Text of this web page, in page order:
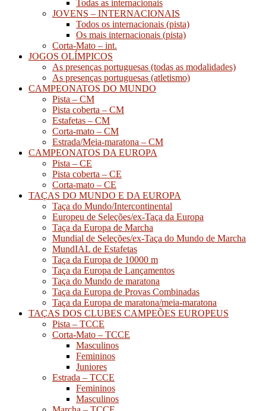
Todas as internacionais
JOVENS – INTERNACIONAIS
Todos os internacionais (pista)
Os mais internacionais (pista)
Corta-Mato – int.
JOGOS OLÍMPICOS
As presenças portuguesas (todas as modalidades)
As presenças portuguesas (atletismo)
CAMPEONATOS DO MUNDO
Pista – CM
Pista coberta – CM
Estafetas – CM
Corta-mato – CM
Estrada/Meia-maratona – CM
CAMPEONATOS DA EUROPA
Pista – CE
Pista coberta – CE
Corta-mato – CE
TAÇAS DO MUNDO E DA EUROPA
Taça do Mundo/Intercontinental
Europeu de Seleções/ex-Taça da Europa
Taça da Europa de Marcha
Mundial de Seleções/ex-Taça do Mundo de Marcha
MundIAL de Estafetas
Taça da Europa de 10000 m
Taça da Europa de Lançamentos
Taça do Mundo de maratona
Taça da Europa de Provas Combinadas
Taça da Europa de maratona/meia-maratona
TAÇAS DOS CLUBES CAMPEÕES EUROPEUS
Pista – TCCE
Corta-Mato – TCCE
Masculinos
Femininos
Juniores
Estrada – TCCE
Femininos
Masculinos